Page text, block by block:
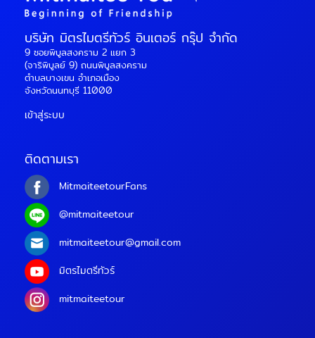
บริษัท มิตรไมตรีทัวร์ อินเตอร์ กรุ๊ป จำกัด
9 ซอยพิบูลสงคราม 2 แยก 3
(จาริพิบูลย์ 9) ถนนพิบูลสงคราม
ตำบลบางเขน อำเภอเมือง
จังหวัดนนทบุรี 11000
เข้าสู่ระบบ
ติดตามเรา
MitmaiteetourFans
@mitmaiteetour
mitmaiteetour@gmail.com
มิตรไมตรีทัวร์
mitmaiteetour